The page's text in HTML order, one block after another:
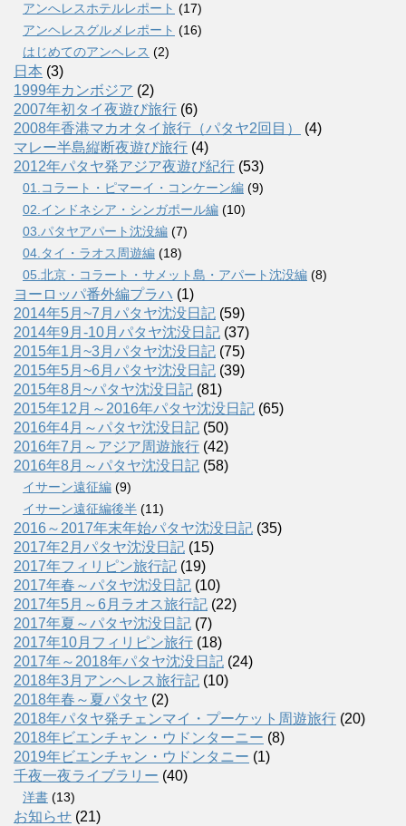
アンへレスホテルレポート (17)
アンヘレスグルメレポート (16)
はじめてのアンヘレス (2)
日本 (3)
1999年カンボジア (2)
2007年初タイ夜遊び旅行 (6)
2008年香港マカオタイ旅行（パタヤ2回目）
(4)
マレー半島縦断夜遊び旅行 (4)
2012年パタヤ発アジア夜遊び紀行 (53)
01.コラート・ピマーイ・コンケーン編 (9)
02.インドネシア・シンガポール編 (10)
03.パタヤアパート沈没編 (7)
04.タイ・ラオス周遊編 (18)
05.北京・コラート・サメット島・アパート沈没編 (8)
ヨーロッパ番外編プラハ (1)
2014年5月~7月パタヤ沈没日記 (59)
2014年9月-10月パタヤ沈没日記 (37)
2015年1月~3月パタヤ沈没日記 (75)
2015年5月~6月パタヤ沈没日記 (39)
2015年8月~パタヤ沈没日記 (81)
2015年12月～2016年パタヤ沈没日記 (65)
2016年4月～パタヤ沈没日記 (50)
2016年7月～アジア周遊旅行 (42)
2016年8月～パタヤ沈没日記 (58)
イサーン遠征編 (9)
イサーン遠征編後半 (11)
2016～2017年末年始パタヤ沈没日記 (35)
2017年2月パタヤ沈没日記 (15)
2017年フィリピン旅行記 (19)
2017年春～パタヤ沈没日記 (10)
2017年5月～6月ラオス旅行記 (22)
2017年夏～パタヤ沈没日記 (7)
2017年10月フィリピン旅行 (18)
2017年～2018年パタヤ沈没日記 (24)
2018年3月アンヘレス旅行記 (10)
2018年春～夏パタヤ (2)
2018年パタヤ発チェンマイ・プーケット周遊旅行 (20)
2018年ビエンチャン・ウドンターニー (8)
2019年ビエンチャン・ウドンタニー (1)
千夜一夜ライブラリー (40)
洋書 (13)
お知らせ (21)